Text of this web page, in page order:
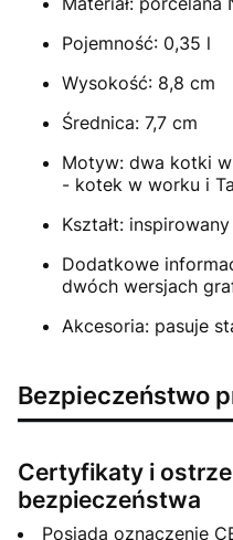
Pojemność: 0,35 l
Wysokość: 8,8 cm
Średnica: 7,7 cm
Motyw: dwa kotki
- kotek w worku i
Kształt:
Dodatkowe
dwóch wersjach
Akcesoria: pasuje
Bezpieczeństwo
Certyfikaty i
bezpieczeństwa
Posiada oznaczenie